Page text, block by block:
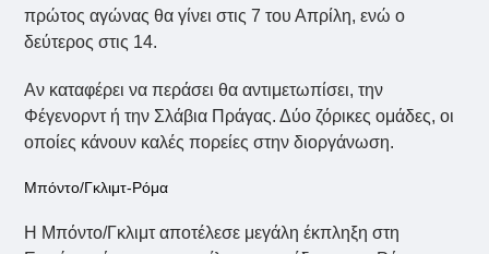
πρώτος αγώνας θα γίνει στις 7 του Απρίλη, ενώ ο
δεύτερος στις 14.
Αν καταφέρει να περάσει θα αντιμετωπίσει, την
Φέγενορντ ή την Σλάβια Πράγας. Δύο ζόρικες ομάδες, οι
οποίες κάνουν καλές πορείες στην διοργάνωση.
Μπόντο/Γκλιμτ-Ρόμα
Η Μπόντο/Γκλιμτ αποτέλεσε μεγάλη έκπληξη στη